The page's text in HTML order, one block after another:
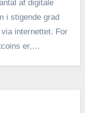
af digitale
i stigende grad
internettet. For
er,…